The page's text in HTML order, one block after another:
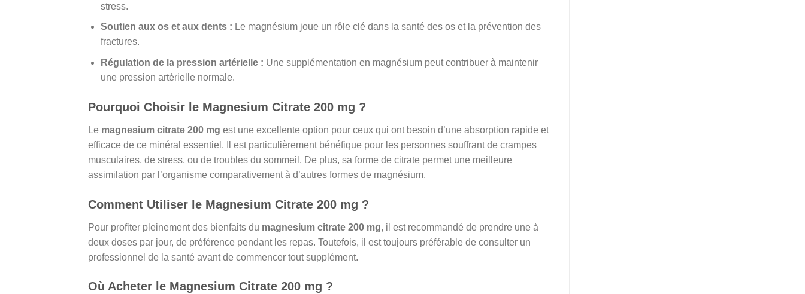
stress.
Soutien aux os et aux dents : Le magnésium joue un rôle clé dans la santé des os et la prévention des
fractures.
Régulation de la pression artérielle : Une supplémentation en magnésium peut contribuer à maintenir
une pression artérielle normale.
Pourquoi Choisir le Magnesium Citrate 200 mg ?
Le magnesium citrate 200 mg est une excellente option pour ceux qui ont besoin d’une absorption rapide et
efficace de ce minéral essentiel. Il est particulièrement bénéfique pour les personnes souffrant de crampes
musculaires, de stress, ou de troubles du sommeil. De plus, sa forme de citrate permet une meilleure
assimilation par l’organisme comparativement à d’autres formes de magnésium.
Comment Utiliser le Magnesium Citrate 200 mg ?
Pour profiter pleinement des bienfaits du magnesium citrate 200 mg, il est recommandé de prendre une à
deux doses par jour, de préférence pendant les repas. Toutefois, il est toujours préférable de consulter un
professionnel de la santé avant de commencer tout supplément.
Où Acheter le Magnesium Citrate 200 mg ?